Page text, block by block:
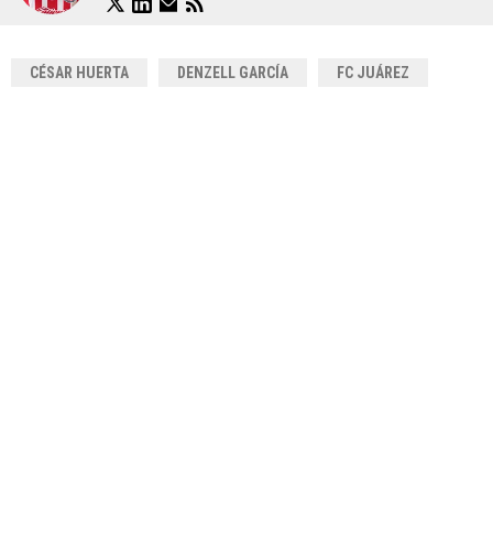
CÉSAR HUERTA DENZELL GARCÍA FC JUÁREZ